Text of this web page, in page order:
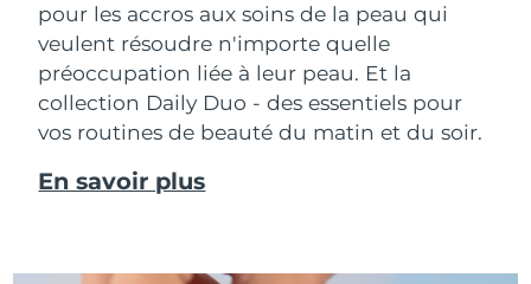
pour les accros aux soins de la peau qui
veulent résoudre n'importe quelle
préoccupation liée à leur peau. Et la
collection Daily Duo - des essentiels pour
vos routines de beauté du matin et du soir.
En savoir plus